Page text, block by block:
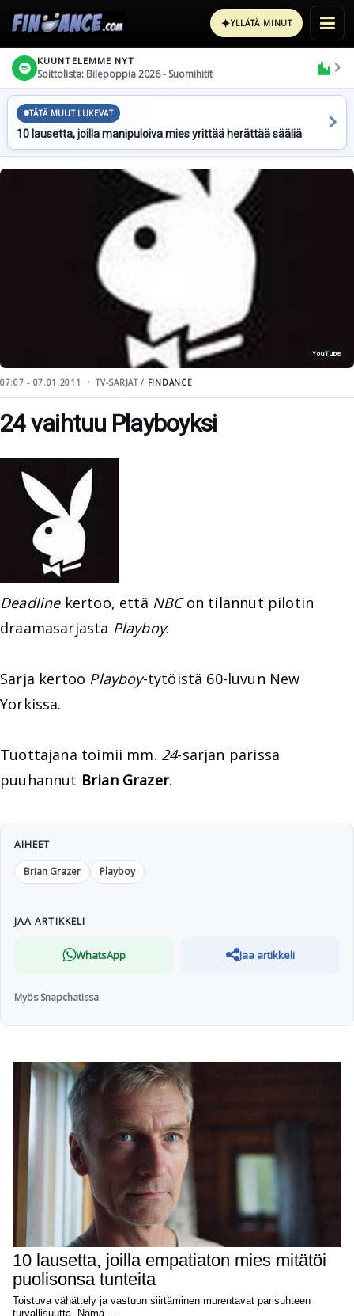
✦YLLÄTÄ MINUT
KUUNTELEMME NYT
Soittolista: Bilepoppia 2026 - Suomihitit
TÄTÄ MUUT LUKEVAT
10 lausetta, joilla manipuloiva mies yrittää herättää sääliä
YouTube
07:07 - 07.01.2011 TV-SARJAT / FINDANCE
24 vaihtuu Playboyksi
Deadlinekertoo, että NBCon tilannut pilotin
draamasarjasta Playboy.
Sarja kertoo Playboy-tytöistä 60-luvun New
Yorkissa.
Tuottajana toimii mm. 24-sarjan parissa
puuhannut Brian Grazer.
AIHEET
Brian Grazer
Playboy
JAA ARTIKKELI
WhatsApp Jaa artikkeli
Myös Snapchatissa